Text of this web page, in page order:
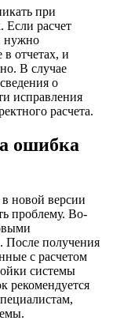
при
Если расчет
нужно
отчетах, и
В случае
о
исправления
расчета.
ошибка
новой версии
проблему. Во-
После получения
с расчетом
системы
рекомендуется